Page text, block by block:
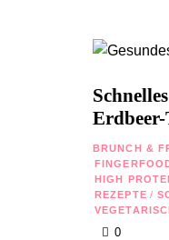
BRUNCH &
HIGH
REZEPTE /
0